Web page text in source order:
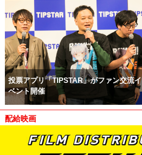
投票アプリ「TIPSTAR」がファン交流イ
ベント開催
配給映画